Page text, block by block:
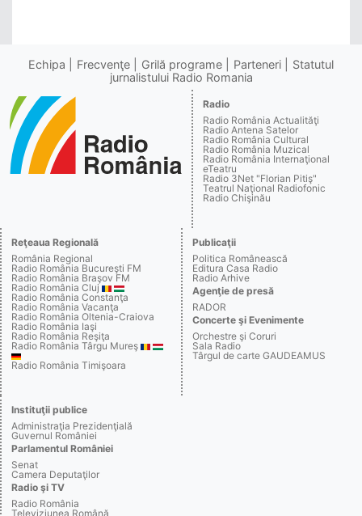
Echipa Frecvenţe Grilă programe Parteneri
Statutul
jurnalistului Radio Romania
Radio
Radio România Actualităţi
Radio Antena Satelor
Radio România Cultural
Radio România Muzical
Radio România Internaţional
eTeatru
Radio 3Net "Florian Pitiş"
Teatrul Naţional Radiofonic
Radio Chişinău
Reţeaua Regională
România Regional
Radio România Bucureşti FM
Radio România Braşov FM
Radio România Cluj
Radio România Constanţa
Radio România Vacanţa
Radio România Oltenia-Craiova
Radio România Iaşi
Radio România Reşiţa
Radio România Târgu Mureş
Radio România Timişoara
Publicaţii
Politica Românească
Editura Casa Radio
Radio Arhive
Agenţie de presă
RADOR
Concerte şi Evenimente
Orchestre şi Coruri
Sala Radio
Târgul de carte GAUDEAMUS
Instituţii publice
Administraţia Prezidenţială
Guvernul României
Parlamentul României
Senat
Camera Deputaţilor
Radio şi TV
Radio România
Televiziunea Română